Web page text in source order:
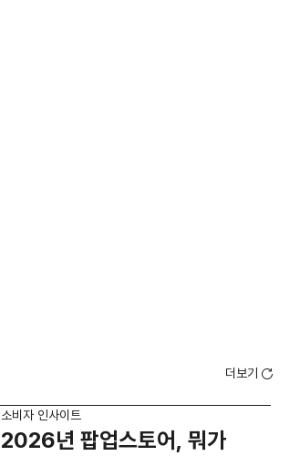
더보기
소비자 인사이트
2026년 팝업스토어, 뭐가